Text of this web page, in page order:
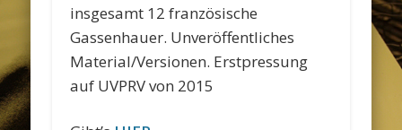
insgesamt 12 französische
Gassenhauer. Unveröffentliches
Material/Versionen. Erstpressung
auf UVPRV von 2015